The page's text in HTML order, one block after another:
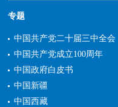
大进口来源地和第一大服务
贸易出口市场地位。近年
来，中国与新州交往更加密
切，友谊日益增强，互利合
作不断深化，成果丰硕，前
景广阔。
专题
中国共产党二十届三中全会
中国共产党成立100周年
中国政府白皮书
中国新疆
中国西藏